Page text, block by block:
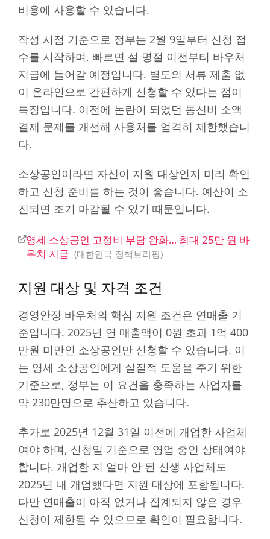
비용에 사용할 수 있습니다.
작성 시점 기준으로 정부는 2월 9일부터 신청 접
수를 시작하며, 빠르면 설 명절 이전부터 바우처
지급에 들어갈 예정입니다. 별도의 서류 제출 없
이 온라인으로 간편하게 신청할 수 있다는 점이
특징입니다. 이전에 논란이 되었던 통신비 소액
결제 문제를 개선해 사용처를 엄격히 제한했습니
다.
소상공인이라면 자신이 지원 대상인지 미리 확인
하고 신청 준비를 하는 것이 좋습니다. 예산이 소
진되면 조기 마감될 수 있기 때문입니다.
영세 소상공인 고정비 부담 완화… 최대 25만 원 바
우처 지급
대한민국 정책브리핑
지원 대상 및 자격 조건
경영안정 바우처의 핵심 지원 조건은 연매출 기
준입니다. 2025년 연 매출액이 0원 초과 1억 400
만원 미만인 소상공인만 신청할 수 있습니다. 이
는 영세 소상공인에게 실질적 도움을 주기 위한
기준으로, 정부는 이 요건을 충족하는 사업자를
약 230만명으로 추산하고 있습니다.
추가로 2025년 12월 31일 이전에 개업한 사업체
여야 하며, 신청일 기준으로 영업 중인 상태여야
합니다. 개업한 지 얼마 안 된 신생 사업체도
2025년 내 개업했다면 지원 대상에 포함됩니다.
다만 연매출이 아직 없거나 집계되지 않은 경우
신청이 제한될 수 있으므로 확인이 필요합니다.